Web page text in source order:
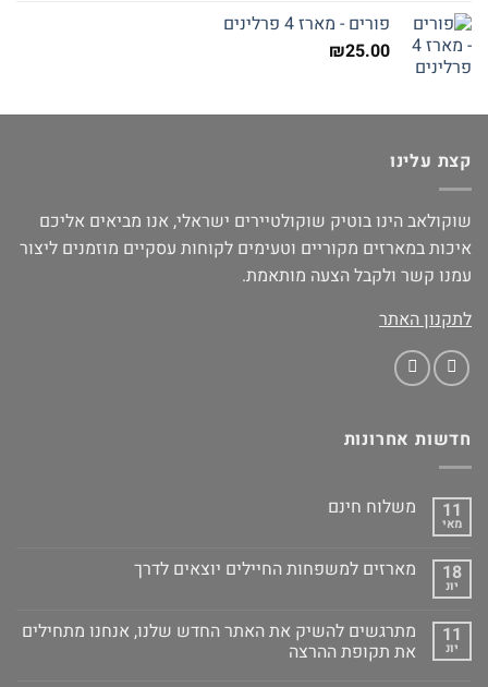
פורים - מארז 4 פרלינים
₪25.00
קצת עלינו
שוקולאב הינו בוטיק שוקולטיירים ישראלי, אנו מביאים אליכם
איכות במארזים מקוריים וטעימים לקוחות עסקיים מוזמנים ליצור
עמנו קשר ולקבל הצעה מותאמת.
לתקנון האתר
חדשות אחרונות
11
מאי
משלוח חינם
18
יונ
מארזים למשפחות החיילים יוצאים לדרך
11
יונ
מתרגשים להשיק את האתר החדש שלנו, אנחנו מתחילים
את תקופת ההרצה